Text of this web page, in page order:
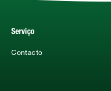
Serviço
Contacto